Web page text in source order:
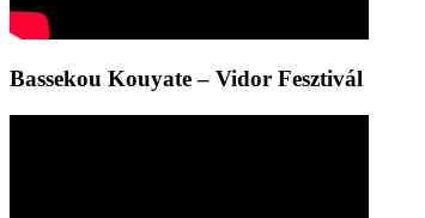
Bassekou Kouyate – Vidor Fesztivál